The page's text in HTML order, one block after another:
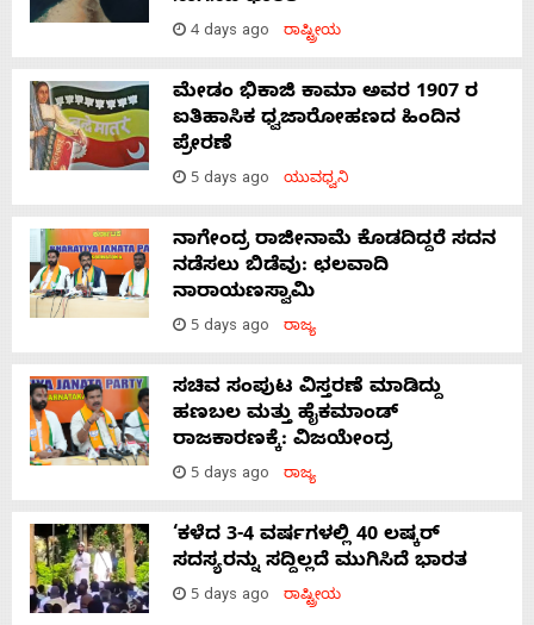
4 days ago ರಾಷ್ಟ್ರೀಯ
ಮೇಡಂ ಭಿಕಾಜಿ ಕಾಮಾ ಅವರ 1907 ರ
ಐತಿಹಾಸಿಕ ಧ್ವಜಾರೋಹಣದ ಹಿಂದಿನ
ಪ್ರೇರಣೆ
5 days ago ಯುವಧ್ವನಿ
ನಾಗೇಂದ್ರ ರಾಜೀನಾಮೆ ಕೊಡದಿದ್ದರೆ ಸದನ
ನಡೆಸಲು ಬಿಡೆವು: ಛಲವಾದಿ
ನಾರಾಯಣಸ್ವಾಮಿ
5 days ago ರಾಜ್ಯ
ಸಚಿವ ಸಂಪುಟ ವಿಸ್ತರಣೆ ಮಾಡಿದ್ದು
ಹಣಬಲ ಮತ್ತು ಹೈಕಮಾಂಡ್
ರಾಜಕಾರಣಕ್ಕೆ: ವಿಜಯೇಂದ್ರ
5 days ago ರಾಜ್ಯ
‘ಕಳೆದ 3-4 ವರ್ಷಗಳಲ್ಲಿ 40 ಲಷ್ಕರ್
ಸದಸ್ಯರನ್ನು ಸದ್ದಿಲ್ಲದೆ ಮುಗಿಸಿದೆ ಭಾರತ
5 days ago ರಾಷ್ಟ್ರೀಯ